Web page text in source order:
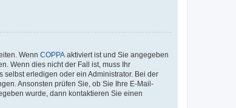
Wenn COPPA aktiviert ist und Sie angegeben
Wenn dies nicht der Fall ist, muss Ihr
erledigen oder ein Administrator. Bei der
Ansonsten prüfen Sie, ob Sie Ihre E-Mail-
wurde, dann kontaktieren Sie einen